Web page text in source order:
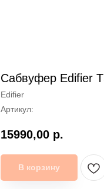
Сабвуфер Edifier
Edifier
Артикул:
15990,00 р.
В корзину